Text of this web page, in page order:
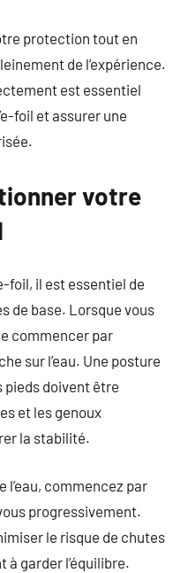
protection tout en
de l’expérience.
est essentiel
foil et assurer une
votre
foil, il est essentiel de
de base. Lorsque vous
commencer par
sur l’eau. Une posture
doivent être
et les genoux
la stabilité.
l’eau, commencez par
progressivement.
le risque de chutes
à garder l’équilibre.